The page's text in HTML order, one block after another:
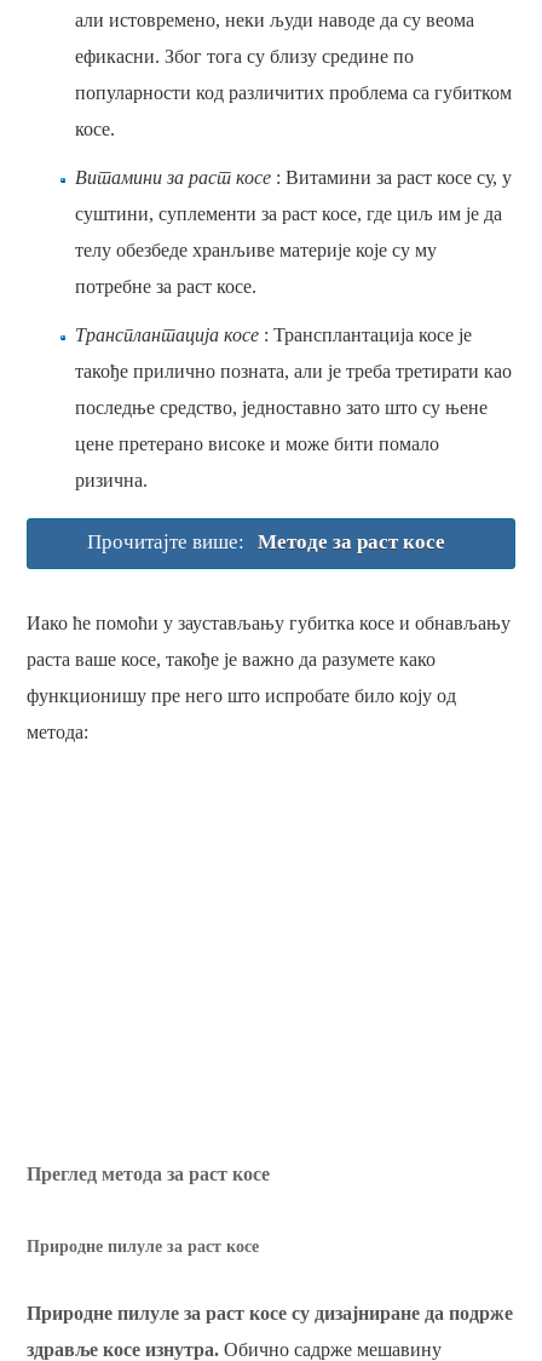
али истовремено, неки људи наводе да су веома
ефикасни. Због тога су близу средине по
популарности код различитих проблема са губитком
косе.
Витамини за раст косе : Витамини за раст косе су, у
суштини, суплементи за раст косе, где циљ им је да
телу обезбеде хранљиве материје које су му
потребне за раст косе.
Трансплантација косе : Трансплантација косе је
такође прилично позната, али је треба третирати као
последње средство, једноставно зато што су њене
цене претерано високе и може бити помало
ризична.
Прочитајте више: Методе за раст косе
Иако ће помоћи у заустављању губитка косе и обнављању
раста ваше косе, такође је важно да разумете како
функционишу пре него што испробате било коју од
метода:
Преглед метода за раст косе
Природне пилуле за раст косе
Природне пилуле за раст косе су дизајниране да подрже
здравље косе изнутра. Обично садрже мешавину